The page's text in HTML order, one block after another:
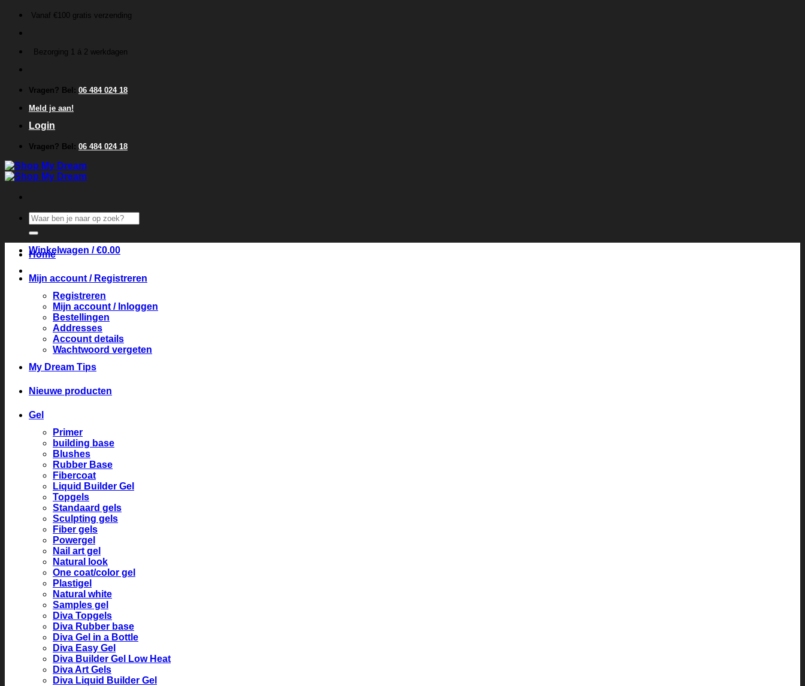
inhoud
Vanaf €100 gratis verzending
Bezorging 1 á 2 werkdagen
Vragen? Bel: 06 484 024 18
Meld je aan!
Login
Vragen? Bel: 06 484 024 18
Zoeken
naar:
Winkelwagen /€0.00
Home
Mijn account / Registreren
Registreren
Mijn account / Inloggen
Bestellingen
Addresses
Account details
Wachtwoord vergeten
My Dream Tips
Nieuwe producten
Gel
Primer
building base
Blushes
Rubber Base
Fibercoat
Liquid Builder Gel
Topgels
Standaard gels
Sculpting gels
Fiber gels
Powergel
Nail art gel
Natural look
One coat/color gel
Plastigel
Natural white
Samples gel
Diva Topgels
Diva Rubber base
Diva Gel in a Bottle
Diva Easy Gel
Diva Builder Gel Low Heat
Diva Art Gels
Diva Liquid Builder Gel